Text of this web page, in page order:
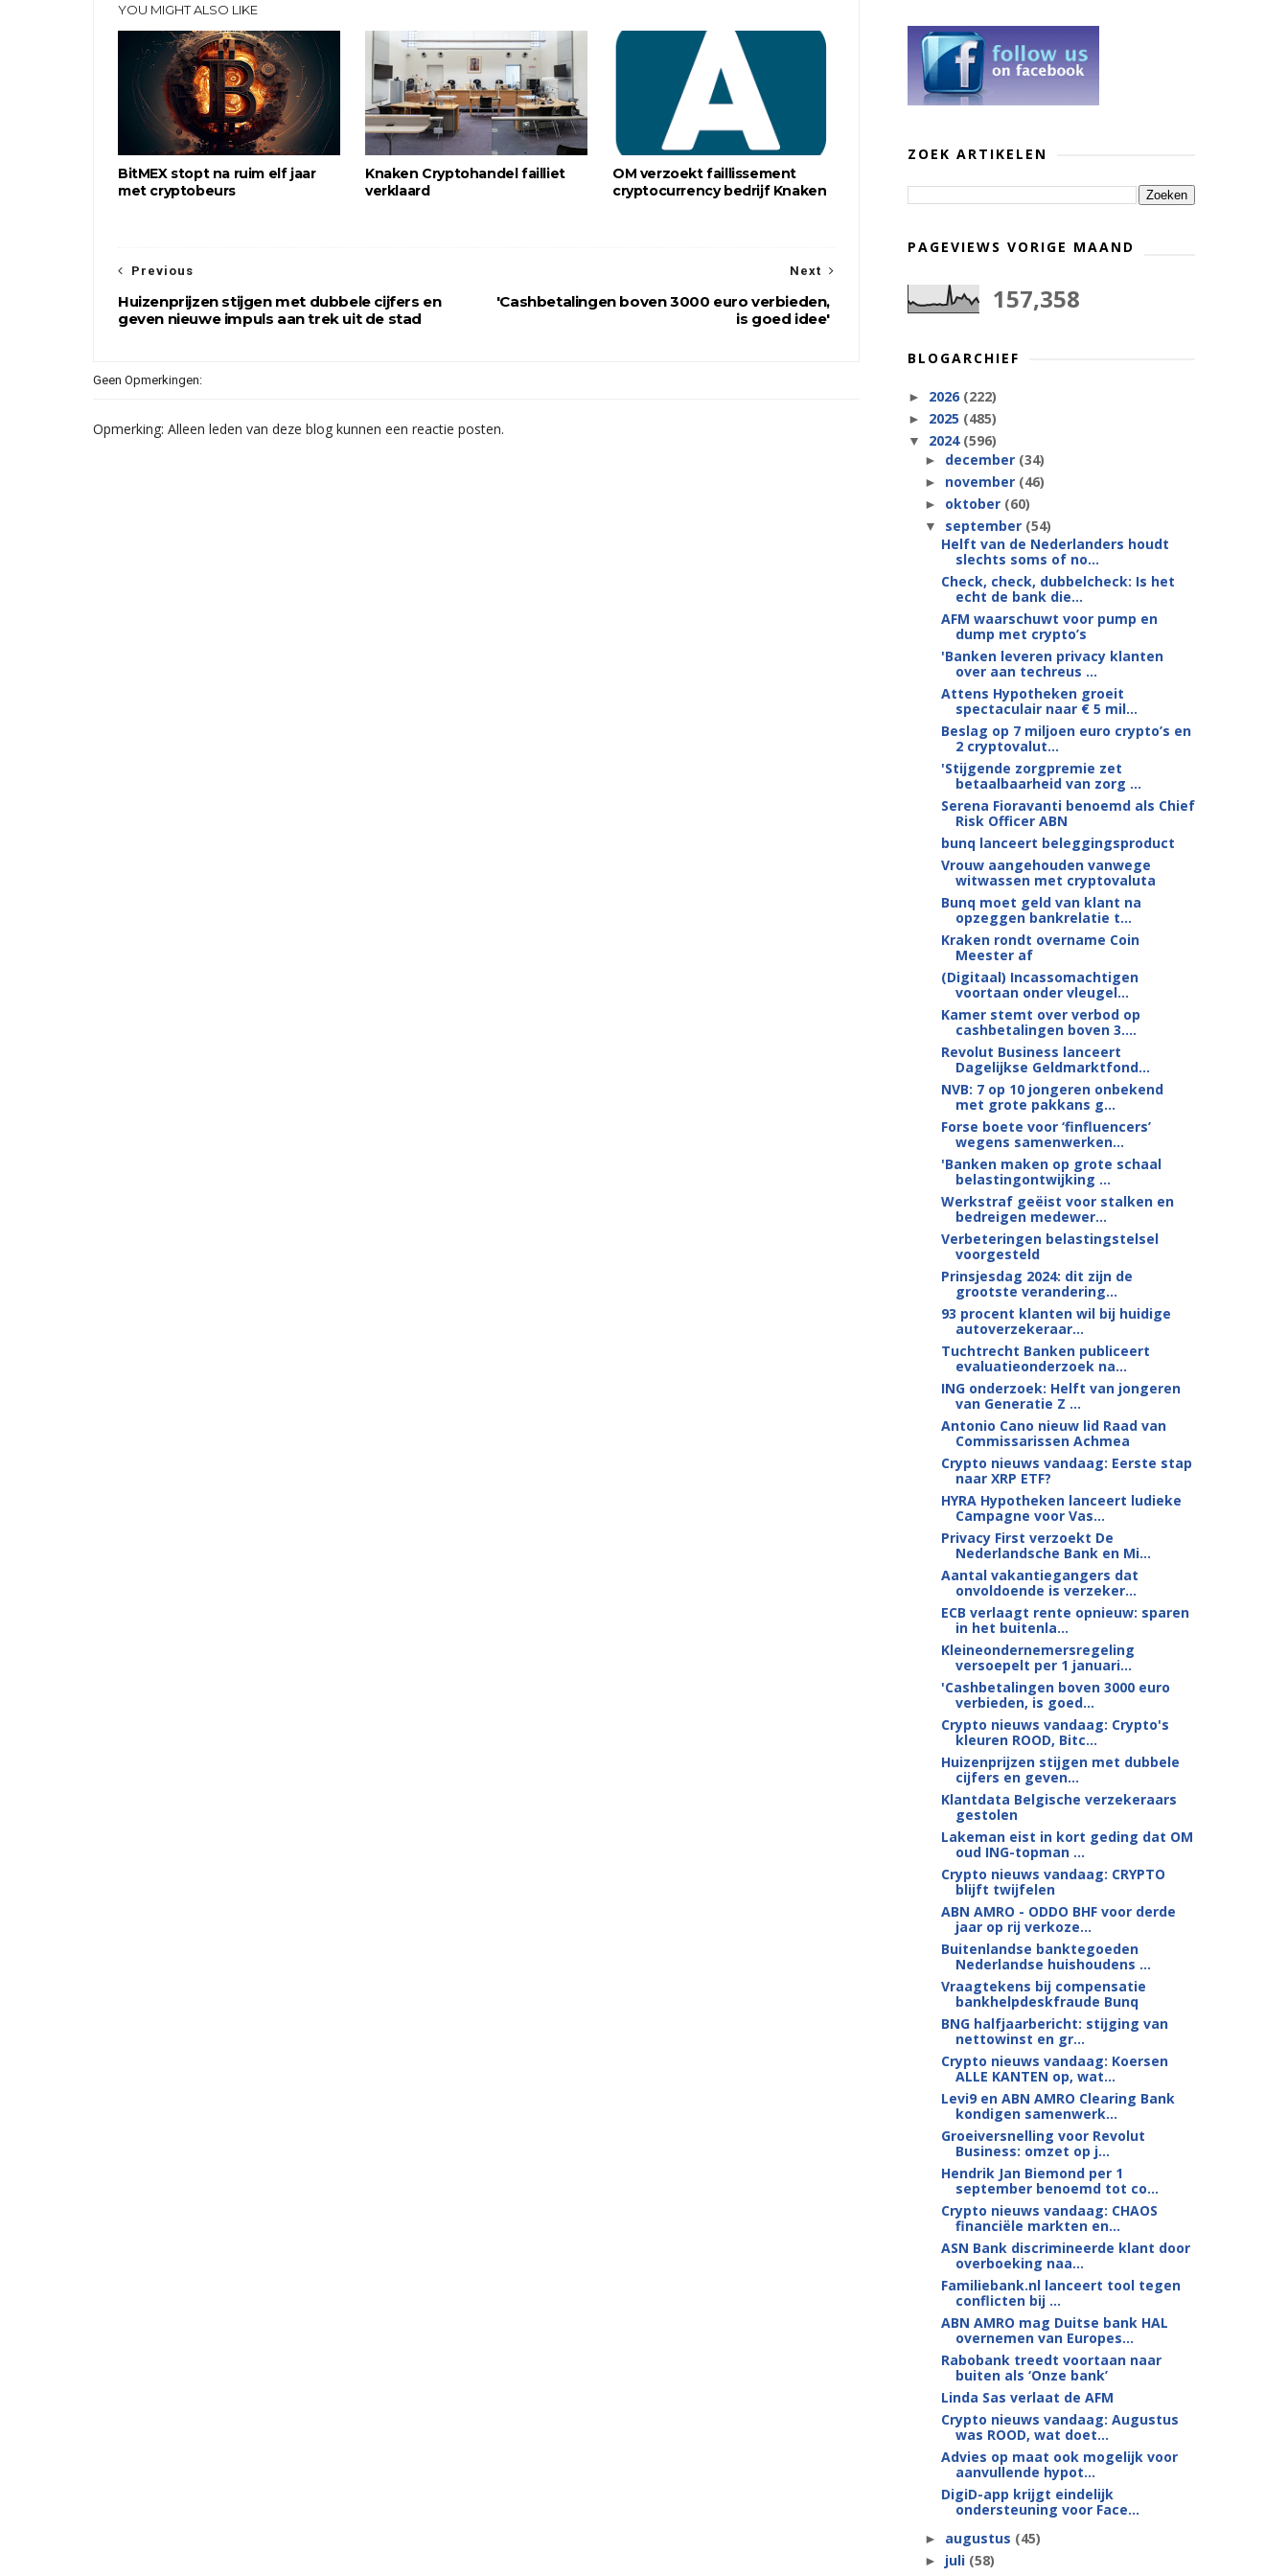
YOU MIGHT ALSO LIKE
BitMEX stopt na ruim elf jaar
met cryptobeurs
Knaken Cryptohandel failliet
verklaard
OM verzoekt faillissement
cryptocurrency bedrijf Knaken
Next
'Cashbetalingen boven 3000 euro verbieden,
is goed idee'
Previous
Huizenprijzen stijgen met dubbele cijfers en
geven nieuwe impuls aan trek uit de stad
Geen Opmerkingen:
Opmerking: Alleen leden van deze blog kunnen een reactie posten.
ZOEK ARTIKELEN
PAGEVIEWS VORIGE MAAND
157,358
BLOGARCHIEF
► 2026 (222)
► 2025 (485)
▼ 2024 (596)
► december (34)
► november (46)
► oktober (60)
▼ september (54)
Helft van de Nederlanders houdt
slechts soms of no...
Check, check, dubbelcheck: Is het
echt de bank die...
AFM waarschuwt voor pump en
dump met crypto’s
'Banken leveren privacy klanten
over aan techreus ...
Attens Hypotheken groeit
spectaculair naar € 5 mil...
Beslag op 7 miljoen euro crypto’s en
2 cryptovalut...
'Stijgende zorgpremie zet
betaalbaarheid van zorg ...
Serena Fioravanti benoemd als Chief
Risk Officer ABN
bunq lanceert beleggingsproduct
Vrouw aangehouden vanwege
witwassen met cryptovaluta
Bunq moet geld van klant na
opzeggen bankrelatie t...
Kraken rondt overname Coin
Meester af
(Digitaal) Incassomachtigen
voortaan onder vleugel...
Kamer stemt over verbod op
cashbetalingen boven 3....
Revolut Business lanceert
Dagelijkse Geldmarktfond...
NVB: 7 op 10 jongeren onbekend
met grote pakkans g...
Forse boete voor ‘finfluencers’
wegens samenwerken...
'Banken maken op grote schaal
belastingontwijking ...
Werkstraf geëist voor stalken en
bedreigen medewer...
Verbeteringen belastingstelsel
voorgesteld
Prinsjesdag 2024: dit zijn de
grootste verandering...
93 procent klanten wil bij huidige
autoverzekeraar...
Tuchtrecht Banken publiceert
evaluatieonderzoek na...
ING onderzoek: Helft van jongeren
van Generatie Z ...
Antonio Cano nieuw lid Raad van
Commissarissen Achmea
Crypto nieuws vandaag: Eerste stap
naar XRP ETF?
HYRA Hypotheken lanceert ludieke
Campagne voor Vas...
Privacy First verzoekt De
Nederlandsche Bank en Mi...
Aantal vakantiegangers dat
onvoldoende is verzeker...
ECB verlaagt rente opnieuw: sparen
in het buitenla...
Kleineondernemersregeling
versoepelt per 1 januari...
'Cashbetalingen boven 3000 euro
verbieden, is goed...
Crypto nieuws vandaag: Crypto's
kleuren ROOD, Bitc...
Huizenprijzen stijgen met dubbele
cijfers en geven...
Klantdata Belgische verzekeraars
gestolen
Lakeman eist in kort geding dat OM
oud ING-topman ...
Crypto nieuws vandaag: CRYPTO
blijft twijfelen
ABN AMRO - ODDO BHF voor derde
jaar op rij verkoze...
Buitenlandse banktegoeden
Nederlandse huishoudens ...
Vraagtekens bij compensatie
bankhelpdeskfraude Bunq
BNG halfjaarbericht: stijging van
nettowinst en gr...
Crypto nieuws vandaag: Koersen
ALLE KANTEN op, wat...
Levi9 en ABN AMRO Clearing Bank
kondigen samenwerk...
Groeiversnelling voor Revolut
Business: omzet op j...
Hendrik Jan Biemond per 1
september benoemd tot co...
Crypto nieuws vandaag: CHAOS
financiële markten en...
ASN Bank discrimineerde klant door
overboeking naa...
Familiebank.nl lanceert tool tegen
conflicten bij ...
ABN AMRO mag Duitse bank HAL
overnemen van Europes...
Rabobank treedt voortaan naar
buiten als ‘Onze bank’
Linda Sas verlaat de AFM
Crypto nieuws vandaag: Augustus
was ROOD, wat doet...
Advies op maat ook mogelijk voor
aanvullende hypot...
DigiD-app krijgt eindelijk
ondersteuning voor Face...
► augustus (45)
► juli (58)